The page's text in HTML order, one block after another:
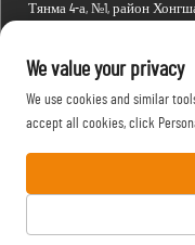
Тянма 4-а, №1, район
відпочинку
We value your privacy
We use cookies and similar
accept all cookies, click